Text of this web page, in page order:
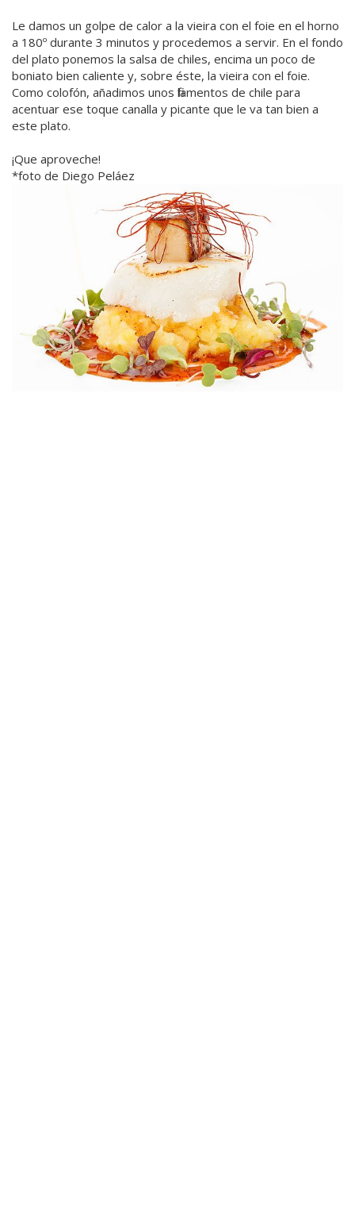
Le damos un golpe de calor a la vieira con el foie en el horno
a 180º durante 3 minutos y procedemos a servir. En el fondo
del plato ponemos la salsa de chiles, encima un poco de
boniato bien caliente y, sobre éste, la vieira con el foie.
Como colofón, añadimos unos filamentos de chile para
acentuar ese toque canalla y picante que le va tan bien a
este plato.
¡Que aproveche!
*foto de Diego Peláez